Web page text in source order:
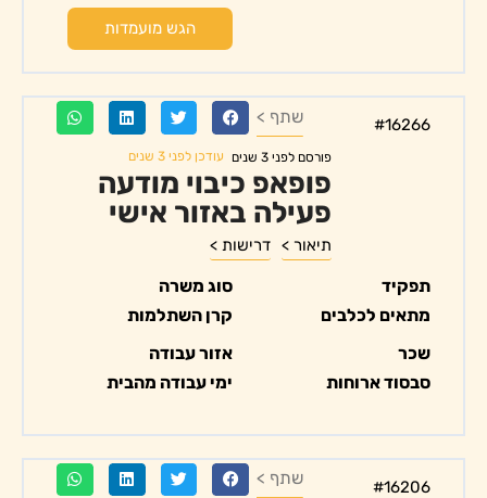
הגש מועמדות
#16266 שתף >
פורסם לפני 3 שנים עודכן לפני 3 שנים
פופאפ כיבוי מודעה
פעילה באזור אישי
תיאור > דרישות >
תפקיד
מתאים לכלבים
סוג משרה
קרן השתלמות
שכר
סבסוד ארוחות
אזור עבודה
ימי עבודה מהבית
#16206 שתף >